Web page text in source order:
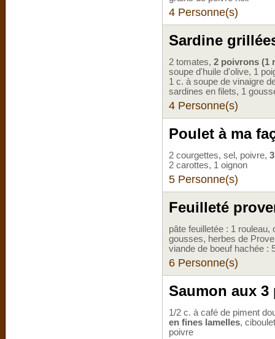
4 Personne(s)
Sardine
2 tomates, 2 poivrons (1
soupe d'huile d'olive, 1
1 c. à soupe de vinaigre
sardines en filets, 1
4 Personne(s)
Poulet à ma
2 courgettes, sel, poivre,
2 carottes, 1 oignon
5 Personne(s)
Feuilleté
pâte feuilletée : 1 rouleau,
gousses, herbes de
viande de boeuf hachée :
6 Personne(s)
Saumon aux
1/2 c. à café de piment
en fines lamelles,
poivre